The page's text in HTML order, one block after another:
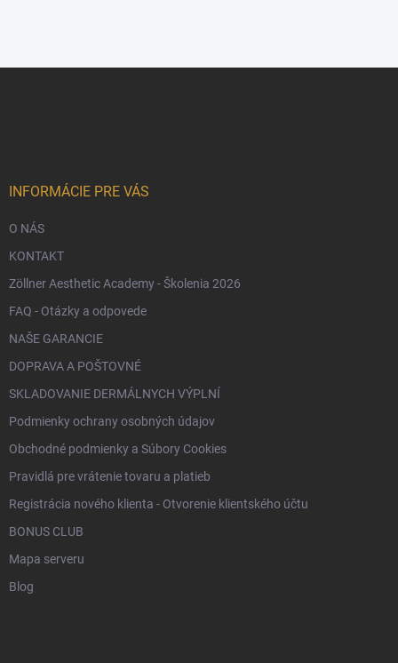
INFORMÁCIE PRE VÁS
O NÁS
KONTAKT
Zöllner Aesthetic Academy - Školenia 2026
FAQ - Otázky a odpovede
NAŠE GARANCIE
DOPRAVA A POŠTOVNÉ
SKLADOVANIE DERMÁLNYCH VÝPLNÍ
Podmienky ochrany osobných údajov
Obchodné podmienky a Súbory Cookies
Pravidlá pre vrátenie tovaru a platieb
Registrácia nového klienta - Otvorenie klientského účtu
BONUS CLUB
Mapa serveru
Blog